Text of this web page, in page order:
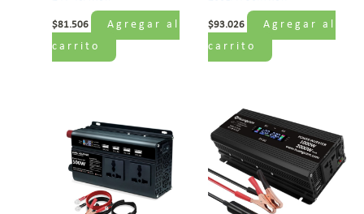
$81.506
Agregar al
carrito
$93.026
Agregar al
carrito